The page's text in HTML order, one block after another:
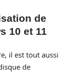
de
10 et 11
il est tout aussi
de